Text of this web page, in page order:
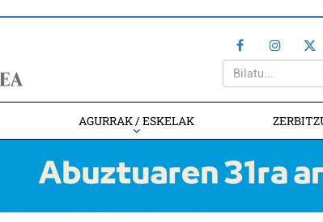
AGURRAK / ESKELAK